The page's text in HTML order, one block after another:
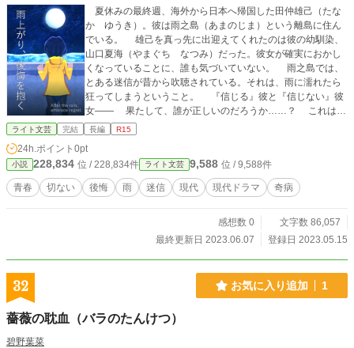
夏休みの最終週、海外から日本へ帰国した田仲雄己（たな
か ゆうき）。彼は雨之島（あまのじま）という離島に住ん
でいる。 雄己を真っ先に出迎えてくれたのは彼の幼馴染、
山口夏海（やまぐち なつみ）だった。彼女が確実におかし
くなっていることに、誰も気づいていない。 雨之島では、
とある迷信が昔から吹聴されている。それは、雨に濡れたら
狂ってしまうということ。 『信じる』彼と『信じない』彼
女―― 果たして、誰が正しいのだろうか……？ これは、
『しなかったこと』を後悔する人たちの切ない物語。
ライト文芸 完結 長編 R15
24h.ポイント 0pt
小説 228,834 位 / 228,834件 ライト文芸 9,588 位 / 9,588件
青春 切ない 後悔 雨 迷信 現代 現代ドラマ 奇病
感想数 0
文字数 86,057
最終更新日 2023.06.07
登録日 2023.05.15
32 お気に入り追加 1
薔薇の耽血（バラのたんけつ）
碧野葉菜